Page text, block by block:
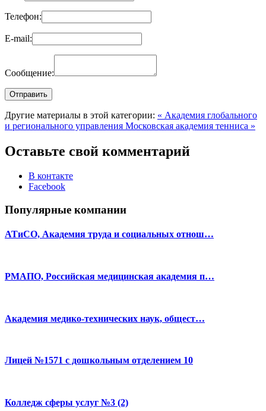
Телефон:
E-mail:
Сообщение:
Другие материалы в этой категории: « Академия глобального
и регионального управления Московская академия тенниса »
Оставьте свой комментарий
В контакте
Facebook
Популярные компании
АТиСО, Академия труда и социальных отнош…
РМАПО, Российская медицинская академия п…
Академия медико-технических наук, общест…
Лицей №1571 с дошкольным отделением 10
Колледж сферы услуг №3 (2)